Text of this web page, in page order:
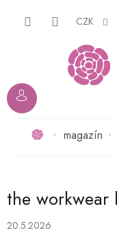
CZK
Domůmagazín
the workwear
20.5.2026